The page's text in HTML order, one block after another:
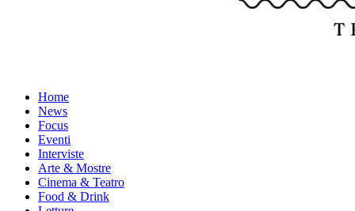
Home
News
Focus
Eventi
Interviste
Arte & Mostre
Cinema & Teatro
Food & Drink